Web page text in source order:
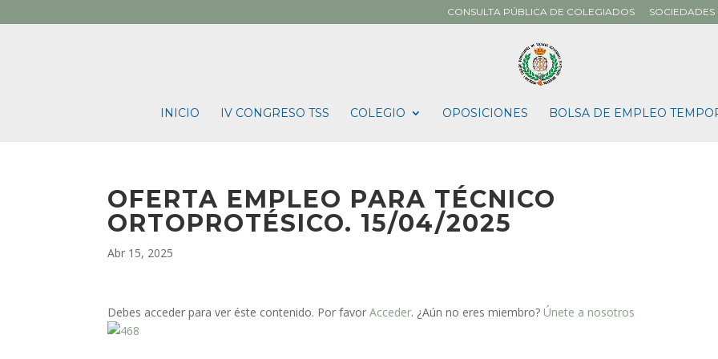
CONSULTA PÚBLICA DE COLEGIADOS SOCIEDADES
INICIO IV CONGRESO TSS COLEGIO OPOSICIONES BOLSA DE EMPLEO
OFERTA EMPLEO PARA TÉCNICO
ORTOPROTÉSICO. 15/04/2025
Abr 15, 2025
Debes acceder para ver éste contenido. Por favorAcceder. ¿Aún no eres miembro? Únete a nosotros